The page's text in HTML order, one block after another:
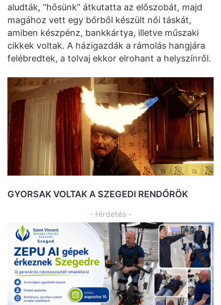
aludták, “hősünk” átkutatta az előszobát, majd
magához vett egy bőrből készült női táskát,
amiben készpénz, bankkártya, illetve műszaki
cikkek voltak. A házigazdák a rámolás hangjára
felébredtek, a tolvaj ekkor elrohant a helyszínről.
GYORSAK VOLTAK A SZEGEDI RENDŐRÖK
- Hirdetés -